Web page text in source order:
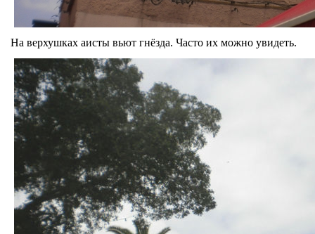
На верхушках аисты вьют гнёзда. Часто их можно увидеть.